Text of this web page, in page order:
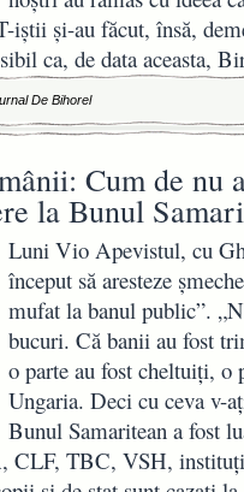
și-au făcut, însă,
ca, de data aceasta,
De Bihorel
Cum de nu
la Bunul
Luni Vio Apevistul, cu
început să aresteze
mufat la banul public”.
bucuri. Că banii au fost
o parte au fost cheltuiți, o
Ungaria. Deci cu ceva v-
Bunul Samaritean a fost
TBC, VSH,